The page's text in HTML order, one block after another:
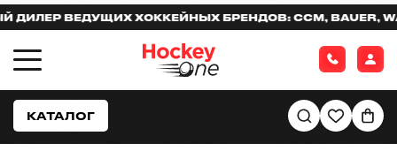
ВЕДУЩИХ ХОККЕЙНЫХ БРЕНДОВ: CCM, BAUER,
КАТАЛОГ